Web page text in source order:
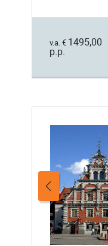
v.a. € 1495,00
p.p.